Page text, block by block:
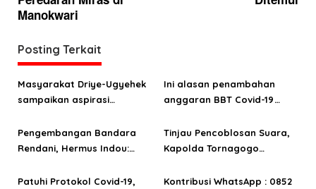
a
s
i
p
o
s
Manokwari
Posting Terkait
Masyarakat Driye-Ugyehek
sampaikan aspirasi
DPRP Papua Barat Aporina
Dowansiba
Ini alasan penambahan
anggaran BBT Covid-19
miliar
Pengembangan Bandara
Rendani, Hermus Indou:
Manokwari
Tinjau Pencoblosan Suara,
Kapolda Tornagogo
Protokol Kesehatan
Patuhi Protokol Covid-19,
Kontribusi WhatsApp : 0852